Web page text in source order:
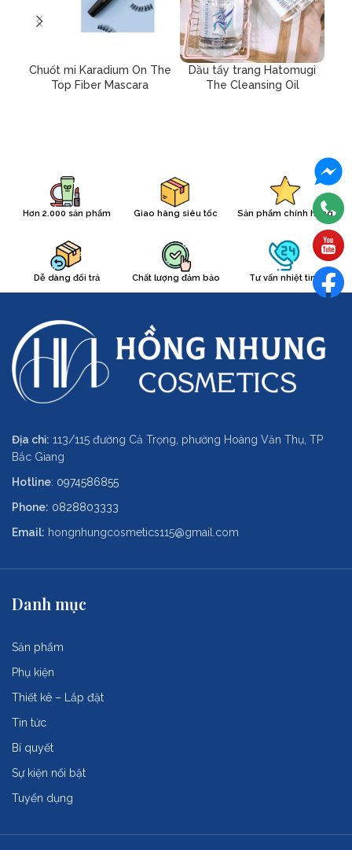
Chuốt mi Karadium On The
Top Fiber Mascara
Dầu tẩy trang Hatomugi
The Cleansing Oil
Hơn 2.000 sản phẩm Giao hàng siêu tốc Sản phẩm chính hãng
Dễ dàng đổi trả Chất lượng đảm bảo Tư vấn nhiệt tình
Địa chỉ: 113/115 đường Cả Trọng, phường Hoàng Văn Thụ, TP
Bắc Giang
Hotline: 0974586855
Phone: 0828803333
Email: hongnhungcosmetics115@gmail.com
Danh mục
Sản phẩm
Phụ kiện
Thiết kê – Lắp đặt
Tin tức
Bí quyết
Sự kiện nổi bật
Tuyển dụng